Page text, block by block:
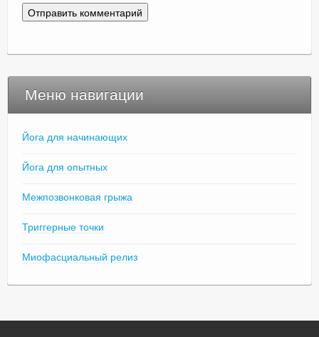
Меню навигации
Йога для начинающих
Йога для опытных
Межпозвонковая грыжа
Триггерные точки
Миофасциальный релиз